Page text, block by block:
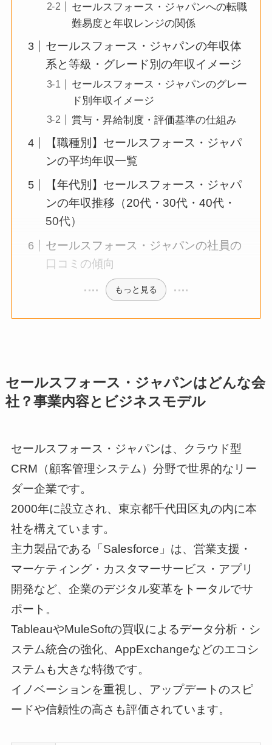
セールスフォース・ジャパンへの転職
難易度と年収レンジの関係
セールスフォース・ジャパンの年収体
系と等級・グレード別の年収イメージ
セールスフォース・ジャパンのグレー
ド別年収イメージ
賞与・昇給制度・評価基準の仕組み
【職種別】セールスフォース・ジャパ
ンの平均年収一覧
【年代別】セールスフォース・ジャパ
ンの年収推移（20代・30代・40代・
50代）
セールスフォース・ジャパンの社員の
口コミの傾向
もっと見る
セールスフォース・ジャパンはどんな会
社？事業内容とビジネスモデル
セールスフォース・ジャパンは、クラウド型
CRM（顧客管理システム）分野で世界的なリー
ダー企業です。
2000年に設立され、東京都千代田区丸の内に本
社を構えています。
主力製品である「Salesforce」は、営業支援・
マーケティング・カスタマーサービス・アプリ
開発など、企業のデジタル変革をトータルでサ
ポート。
TableauやMuleSoftの買収によるデータ分析・シ
ステム統合の強化、AppExchangeなどのエコシ
ステムも大きな特徴です。
イノベーションを重視し、アップデートのスピ
ードや信頼性の高さも評価されています。